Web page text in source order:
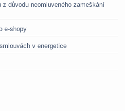
důvodu neomluveného zameškání
e-shopy
v energetice